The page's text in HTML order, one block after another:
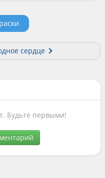
сердце
Будьте первыми!